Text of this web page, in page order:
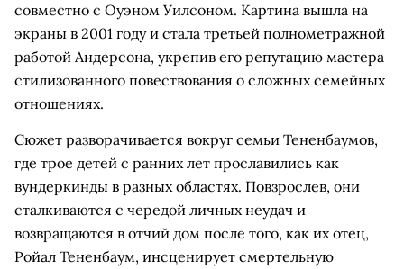
совместно с Оуэном Уилсоном. Картина вышла на
экраны в 2001 году и стала третьей полнометражной
работой Андерсона, укрепив его репутацию мастера
стилизованного повествования о сложных семейных
отношениях.
Сюжет разворачивается вокруг семьи Тененбаумов,
где трое детей с ранних лет прославились как
вундеркинды в разных областях. Повзрослев, они
сталкиваются с чередой личных неудач и
возвращаются в отчий дом после того, как их отец,
Ройал Тененбаум, инсценирует смертельную